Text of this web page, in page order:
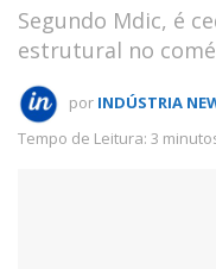
Segundo Mdic, é
estrutural no
por INDÚSTRIA
Tempo de Leitura: 3